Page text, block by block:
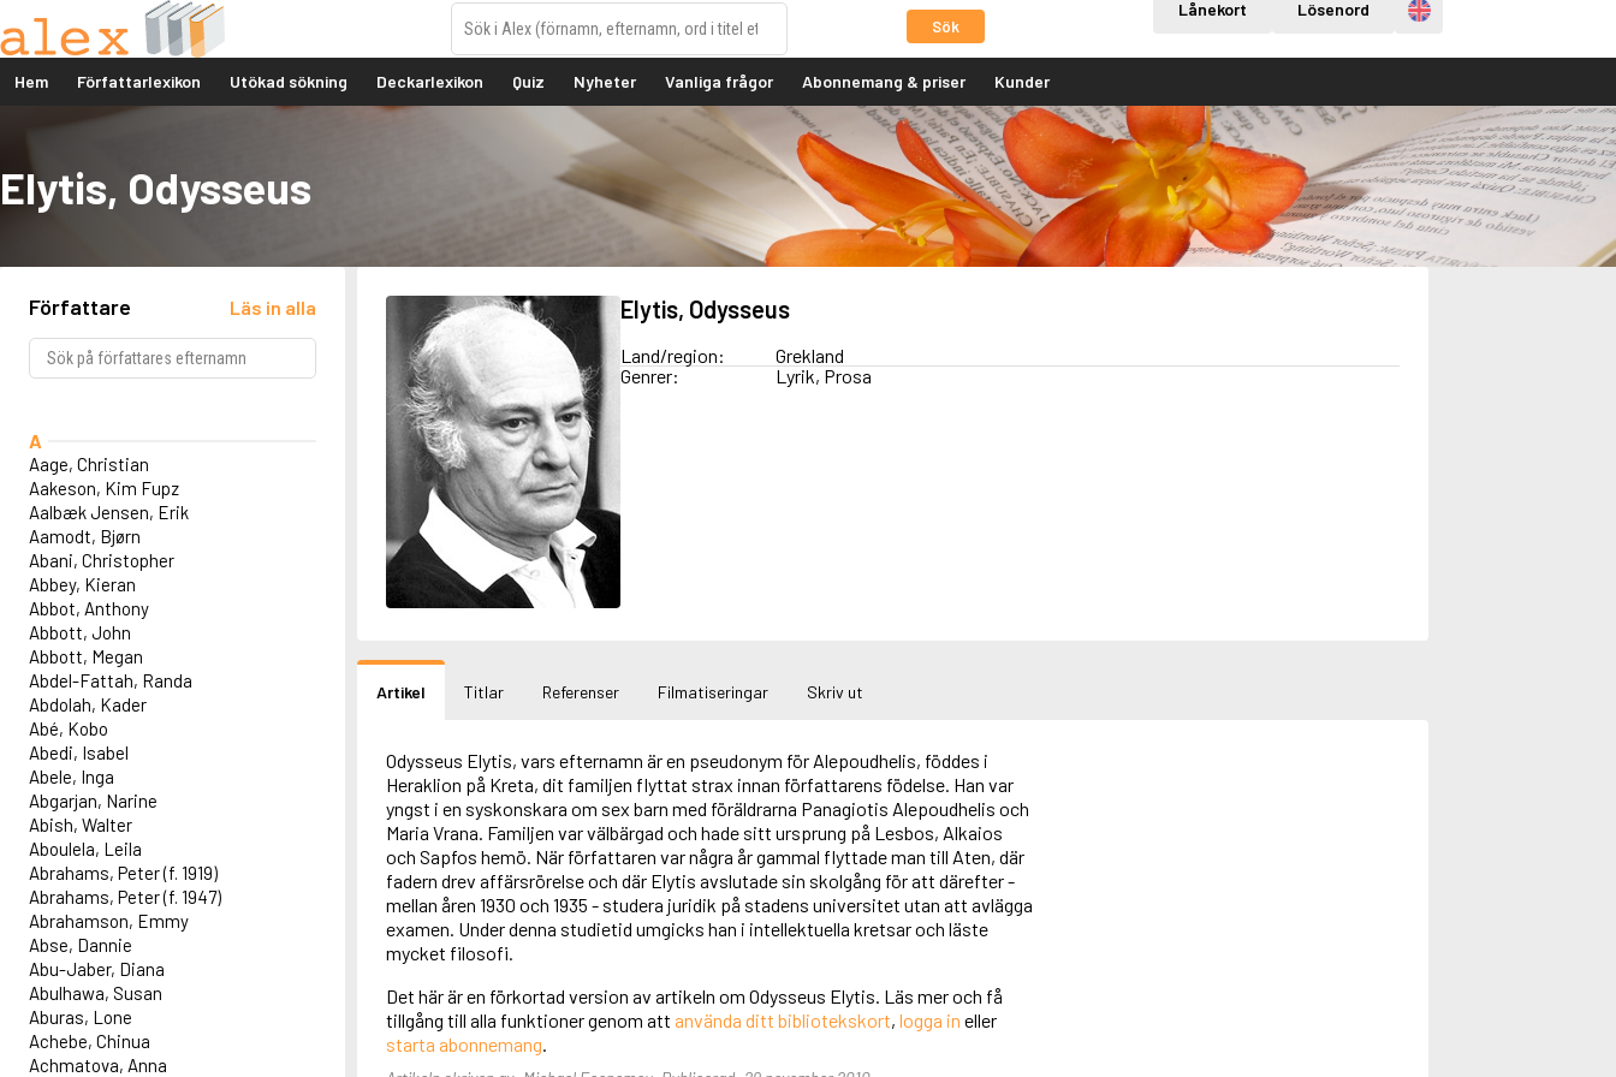
Sök
Lånekort Lösenord Engelska
Hem Författarlexikon Utökad sökning Deckarlexikon Quiz Nyheter Vanliga frågor Abonnemang & priser Kunder
Elytis, Odysseus
Författare Läs in alla
A
Aage, Christian
Aakeson, Kim Fupz
Aalbæk Jensen, Erik
Aamodt, Bjørn
Abani, Christopher
Abbey, Kieran
Abbot, Anthony
Abbott, John
Abbott, Megan
Abdel-Fattah, Randa
Abdolah, Kader
Abé, Kobo
Abedi, Isabel
Abele, Inga
Abgarjan, Narine
Abish, Walter
Aboulela, Leila
Abrahams, Peter (f. 1919)
Abrahams, Peter (f. 1947)
Abrahamson, Emmy
Abse, Dannie
Abu-Jaber, Diana
Abulhawa, Susan
Aburas, Lone
Achebe, Chinua
Achmatova, Anna
Elytis, Odysseus
Land/region:
Grekland
Genrer:
Lyrik, Prosa
Artikel Titlar Referenser Filmatiseringar Skriv ut
Odysseus Elytis, vars efternamn är en pseudonym för Alepoudhelis, föddes i
Heraklion på Kreta, dit familjen flyttat strax innan författarens födelse. Han var
yngst i en syskonskara om sex barn med föräldrarna Panagiotis Alepoudhelis och
Maria Vrana. Familjen var välbärgad och hade sitt ursprung på Lesbos, Alkaios
och Sapfos hemö. När författaren var några år gammal flyttade man till Aten, där
fadern drev affärsrörelse och där Elytis avslutade sin skolgång för att därefter -
mellan åren 1930 och 1935 - studera juridik på stadens universitet utan att avlägga
examen. Under denna studietid umgicks han i intellektuella kretsar och läste
mycket filosofi.
Det här är en förkortad version av artikeln om Odysseus Elytis. Läs mer och få
tillgång till alla funktioner genom att använda ditt bibliotekskort, logga in eller
starta abonnemang.